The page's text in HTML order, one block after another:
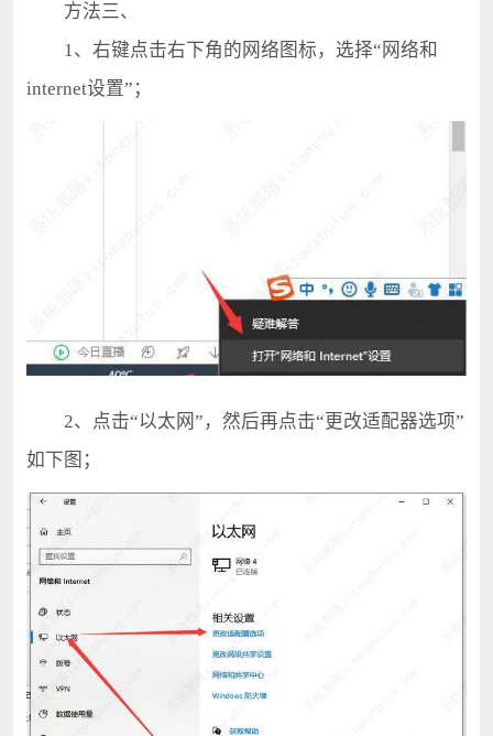
方法三、
1、右键点击右下角的网络图标，选择“网络和
internet设置”；
2、点击“以太网”，然后再点击“更改适配器选项”
如下图；